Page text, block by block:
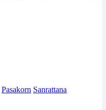
Pasakorn Sanrattana